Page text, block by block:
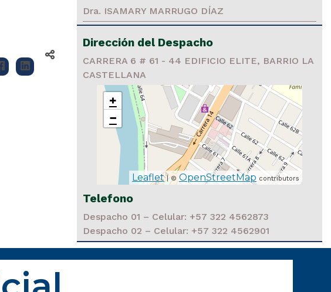
Dra. ISAMARY MARRUGO DÍAZ
Dirección del Despacho
CARRERA 6 # 61 - 44 EDIFICIO ELITE, BARRIO LA
CASTELLANA
+
−
Leaflet| ©OpenStreetMap contributors
Telefono
Despacho 01 – Celular: +57 322 4562873
Despacho 02 – Celular: +57 322 4562901